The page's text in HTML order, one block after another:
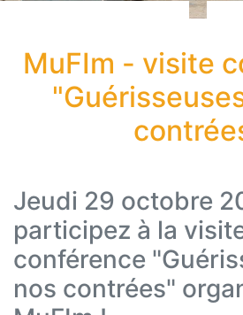
MuFIm - visite
Jeudi 29 octobre
participez à la
conférence
nos contrées"